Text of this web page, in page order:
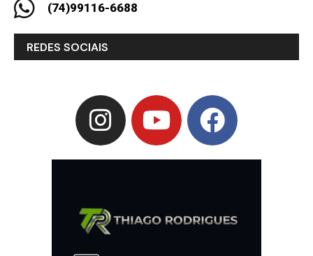
(74)99116-6688
REDES SOCIAIS